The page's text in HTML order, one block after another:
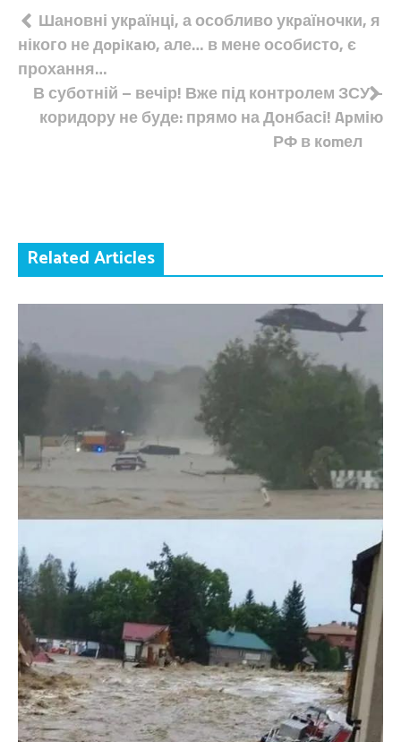
Навігація
записів
Шановні укpаїнці, а особливо укpаїночки, я
нікого не дopiкaю, але… в мене особисто, є
прохання…
В суботній – вечір! Вже під контролем ЗСУ –
коридору не буде: прямо на Донбасі! Apмію
РФ в кomел
Related Articles